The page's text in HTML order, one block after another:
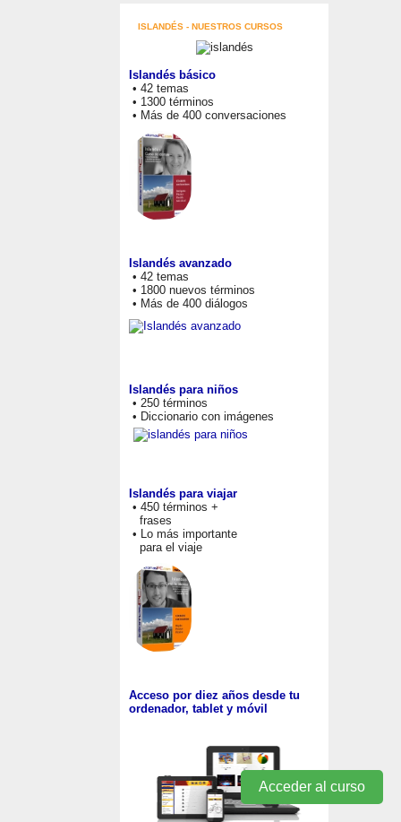
Acceder al curso
ISLANDÉS - NUESTROS CURSOS
Islandés básico
• 42 temas
• 1300 términos
• Más de 400 conversaciones
Islandés avanzado
• 42 temas
• 1800 nuevos términos
• Más de 400 diálogos
Islandés para niños
• 250 términos
• Diccionario con imágenes
Islandés para viajar
• 450 términos +
frases
• Lo más importante
para el viaje
Acceso por diez años desde tu
ordenador, tablet y móvil